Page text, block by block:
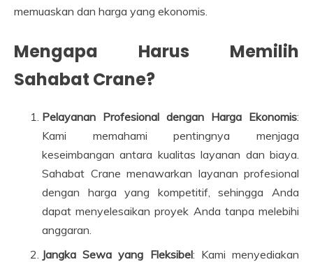
memuaskan dan harga yang ekonomis.
Mengapa Harus Memilih
Sahabat Crane?
Pelayanan Profesional dengan Harga Ekonomis:
Kami memahami pentingnya menjaga
keseimbangan antara kualitas layanan dan biaya.
Sahabat Crane menawarkan layanan profesional
dengan harga yang kompetitif, sehingga Anda
dapat menyelesaikan proyek Anda tanpa melebihi
anggaran.
Jangka Sewa yang Fleksibel: Kami menyediakan